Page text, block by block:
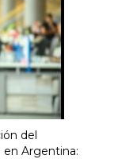
del
en Argentina: